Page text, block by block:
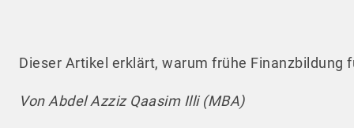
Dieser Artikel erklärt, warum frühe
Von Abdel Azziz Qaasim Illi (MBA)